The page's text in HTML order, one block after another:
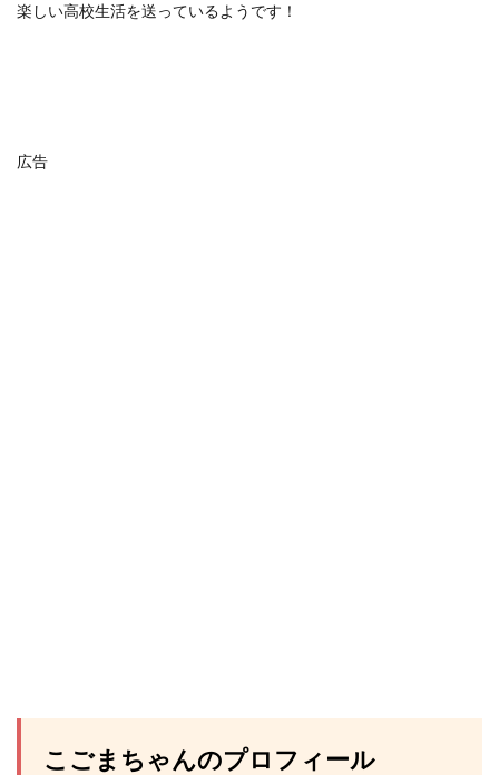
楽しい高校生活を送っているようです！
広告
こごまちゃんのプロフィール